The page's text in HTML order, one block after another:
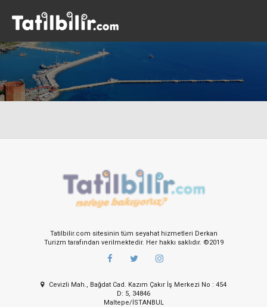
Tatilbilir.com sitesinin tüm seyahat hizmetleri Derkan
Turizm tarafından verilmektedir. Her hakkı saklıdır. ©2019
Cevizli Mah., Bağdat Cad. Kazım Çakır İş Merkezi No : 454
D: 5, 34846
Maltepe/İSTANBUL